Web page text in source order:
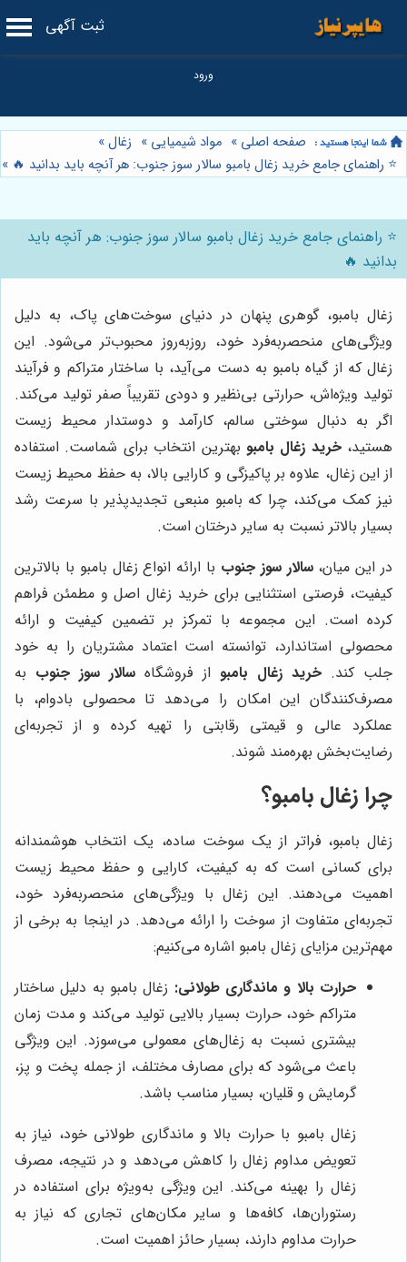
ثبت آگهی
صفحه اصلی » مواد شیمیایی » زغال»
⭐️ راهنمای جامع خرید زغال بامبو سالار سوز جنوب: هر آنچه باید بدانید 🔥 »
⭐️ راهنمای جامع خرید زغال بامبو سالار سوز جنوب: هر آنچه باید
بدانید 🔥
زغال بامبو، گوهری پنهان در دنیای سوخت‌های پاک، به دلیل
ویژگی‌های منحصربه‌فرد خود، روزبه‌روز محبوب‌تر می‌شود. این
زغال که از گیاه بامبو به دست می‌آید، با ساختار متراکم و فرآیند
تولید ویژه‌اش، حرارتی بی‌نظیر و دودی تقریباً صفر تولید می‌کند.
اگر به دنبال سوختی سالم، کارآمد و دوستدار محیط زیست
هستید،خرید زغال بامبو بهترین انتخاب برای شماست. استفاده
از این زغال، علاوه بر پاکیزگی و کارایی بالا، به حفظ محیط زیست
نیز کمک می‌کند، چرا که بامبو منبعی تجدیدپذیر با سرعت رشد
بسیار بالاتر نسبت به سایر درختان است.
در این میان،سالار سوز جنوب با ارائه انواع زغال بامبو با بالاترین
کیفیت، فرصتی استثنایی برای خرید زغال اصل و مطمئن فراهم
کرده است. این مجموعه با تمرکز بر تضمین کیفیت و ارائه
محصولی استاندارد، توانسته است اعتماد مشتریان را به خود
جلب کند.خرید زغال بامبو از فروشگاه سالار سوز جنوب به
مصرف‌کنندگان این امکان را می‌دهد تا محصولی بادوام، با
عملکرد عالی و قیمتی رقابتی را تهیه کرده و از تجربه‌ای
رضایت‌بخش بهره‌مند شوند.
چرا زغال بامبو؟
زغال بامبو، فراتر از یک سوخت ساده، یک انتخاب هوشمندانه
برای کسانی است که به کیفیت، کارایی و حفظ محیط زیست
اهمیت می‌دهند. این زغال با ویژگی‌های منحصربه‌فرد خود،
تجربه‌ای متفاوت از سوخت را ارائه می‌دهد. در اینجا به برخی از
مهم‌ترین مزایای زغال بامبو اشاره می‌کنیم:
حرارت بالا و ماندگاری طولانی: زغال بامبو به دلیل ساختار
متراکم خود، حرارت بسیار بالایی تولید می‌کند و مدت زمان
بیشتری نسبت به زغال‌های معمولی می‌سوزد. این ویژگی
باعث می‌شود که برای مصارف مختلف، از جمله پخت و پز،
گرمایش و قلیان، بسیار مناسب باشد.
زغال بامبو با حرارت بالا و ماندگاری طولانی خود، نیاز به
تعویض مداوم زغال را کاهش می‌دهد و در نتیجه، مصرف
زغال را بهینه می‌کند. این ویژگی به‌ویژه برای استفاده در
رستوران‌ها، کافه‌ها و سایر مکان‌های تجاری که نیاز به
حرارت مداوم دارند، بسیار حائز اهمیت است.